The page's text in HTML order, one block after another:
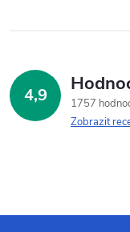
4,9
1757
Zobrazit